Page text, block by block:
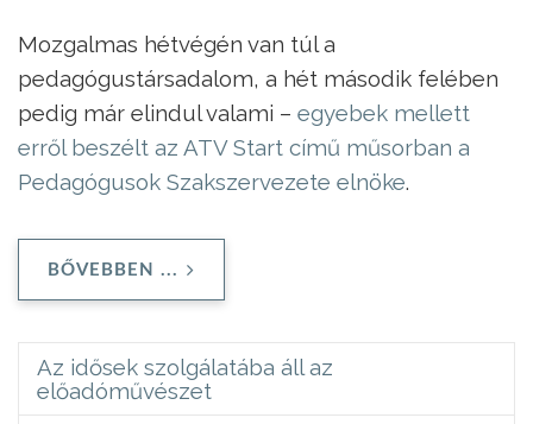
Mozgalmas hétvégén van túl a
pedagógustársadalom, a hét második felében
pedig már elindul valami – egyebek mellett
erről beszélt az ATV Start című műsorban a
Pedagógusok Szakszervezete elnöke.
BŐVEBBEN ...
Az idősek szolgálatába áll az
előadóművészet